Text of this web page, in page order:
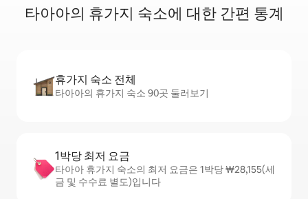
타아아의 휴가지 숙소에 대한 간편 통계
휴가지 숙소 전체
타아아의 휴가지 숙소 90곳 둘러보기
1박당 최저 요금
타아아 휴가지 숙소의 최저 요금은 1박당 ₩28,155(세
금 및 수수료 별도)입니다